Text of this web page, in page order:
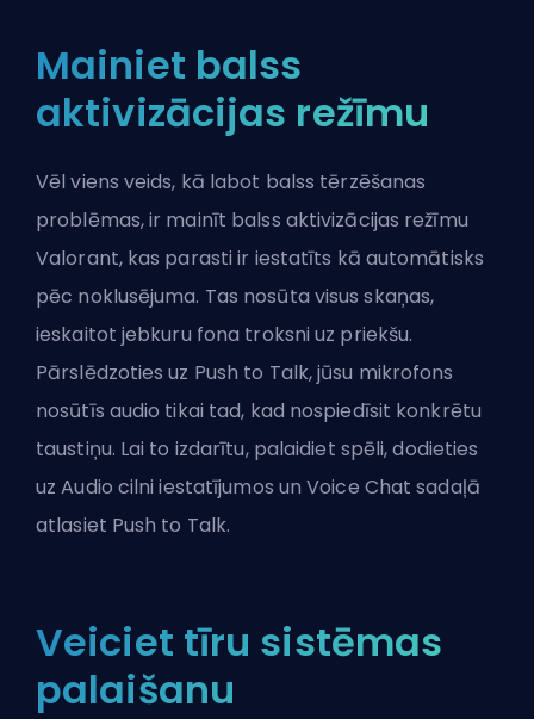
Mainiet balss
aktivizācijas režīmu
Vēl viens veids, kā labot balss tērzēšanas
problēmas, ir mainīt balss aktivizācijas režīmu
Valorant, kas parasti ir iestatīts kā automātisks
pēc noklusējuma. Tas nosūta visus skaņas,
ieskaitot jebkuru fona troksni uz priekšu.
Pārslēdzoties uz Push to Talk, jūsu mikrofons
nosūtīs audio tikai tad, kad nospiedīsit konkrētu
taustiņu. Lai to izdarītu, palaidiet spēli, dodieties
uz Audio cilni iestatījumos un Voice Chat sadaļā
atlasiet Push to Talk.
Veiciet tīru sistēmas
palaišanu